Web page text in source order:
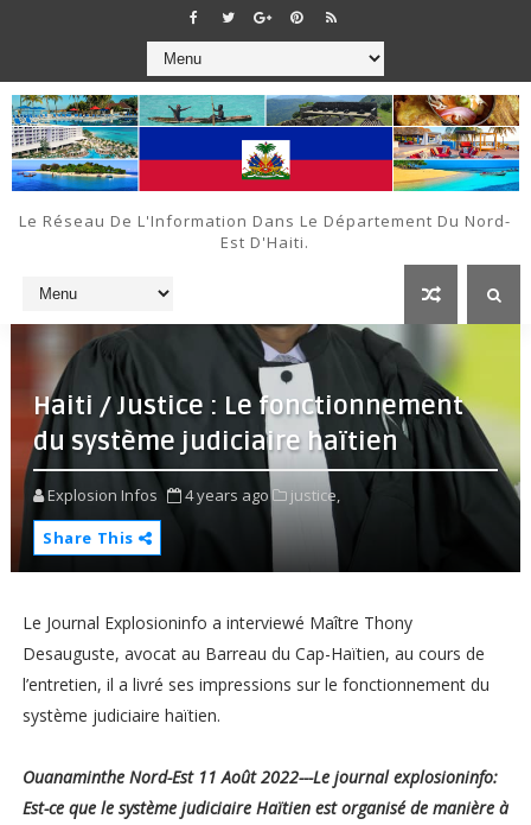
Le Réseau De L'Information Dans Le Département Du Nord-
Est D'Haiti.
Haiti / Justice : Le fonctionnement
du système judiciaire haïtien
Explosion Infos 4 years ago
justice,
Share This
Le Journal Explosioninfo a interviewé Maître Thony
Desauguste, avocat au Barreau du Cap-Haïtien, au cours de
l’entretien, il a livré ses impressions sur le fonctionnement du
système judiciaire haïtien.
Ouanaminthe Nord-Est 11 Août 2022---Le journal explosioninfo:
Est-ce que le système judiciaire Haïtien est organisé de manière à